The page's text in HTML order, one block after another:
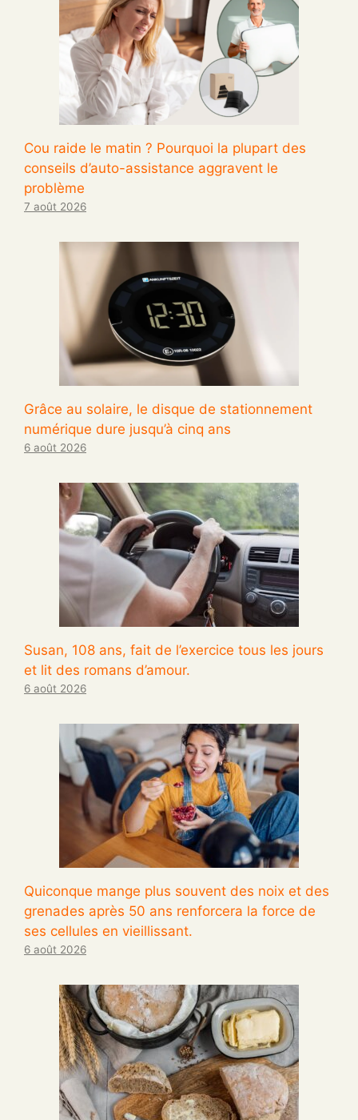
Cou raide le matin ? Pourquoi la plupart des
conseils d’auto-assistance aggravent le
problème
7 août 2026
Grâce au solaire, le disque de stationnement
numérique dure jusqu’à cinq ans
6 août 2026
Susan, 108 ans, fait de l’exercice tous les jours
et lit des romans d’amour.
6 août 2026
Quiconque mange plus souvent des noix et des
grenades après 50 ans renforcera la force de
ses cellules en vieillissant.
6 août 2026